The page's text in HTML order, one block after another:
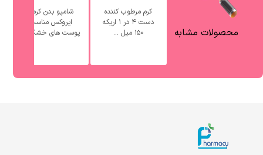
محصولات مشابه
کرم مرطوب کننده
دست ۴ در ۱ اریکه
۱۵۰ میل ...
شامپو بدن کرمی
ایروکس مناسب
پوست های خشک ...